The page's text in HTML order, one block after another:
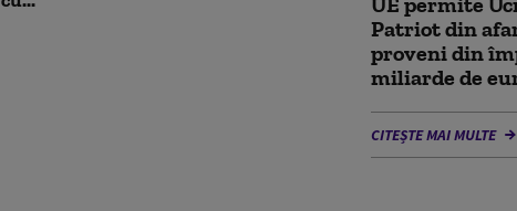
Patriot din
proveni din
miliarde de
CITEȘTE MAI MULTE